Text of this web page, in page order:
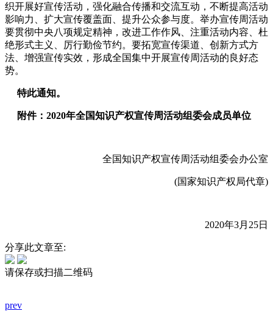
织开展好宣传活动，强化融合传播和交流互动，不断提高活动
影响力、扩大宣传覆盖面、提升公众参与度。举办宣传周活动
要贯彻中央八项规定精神，改进工作作风、注重活动内容、杜
绝形式主义、厉行勤俭节约。要拓宽宣传渠道、创新方式方
法、增强宣传实效，形成全国集中开展宣传周活动的良好态
势。
特此通知。
附件：2020年全国知识产权宣传周活动组委会成员单位
全国知识产权宣传周活动组委会办公室
(国家知识产权局代章)
2020年3月25日
分享此文章至:
请保存或扫描二维码
prev